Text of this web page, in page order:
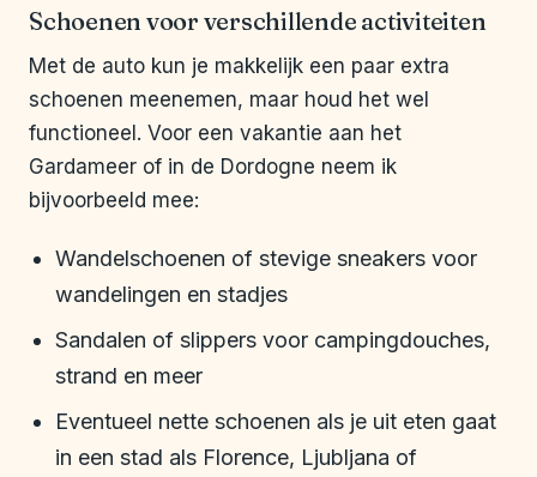
Schoenen voor verschillende activiteiten
Met de auto kun je makkelijk een paar extra
schoenen meenemen, maar houd het wel
functioneel. Voor een vakantie aan het
Gardameer of in de Dordogne neem ik
bijvoorbeeld mee:
Wandelschoenen of stevige sneakers voor
wandelingen en stadjes
Sandalen of slippers voor campingdouches,
strand en meer
Eventueel nette schoenen als je uit eten gaat
in een stad als Florence, Ljubljana of